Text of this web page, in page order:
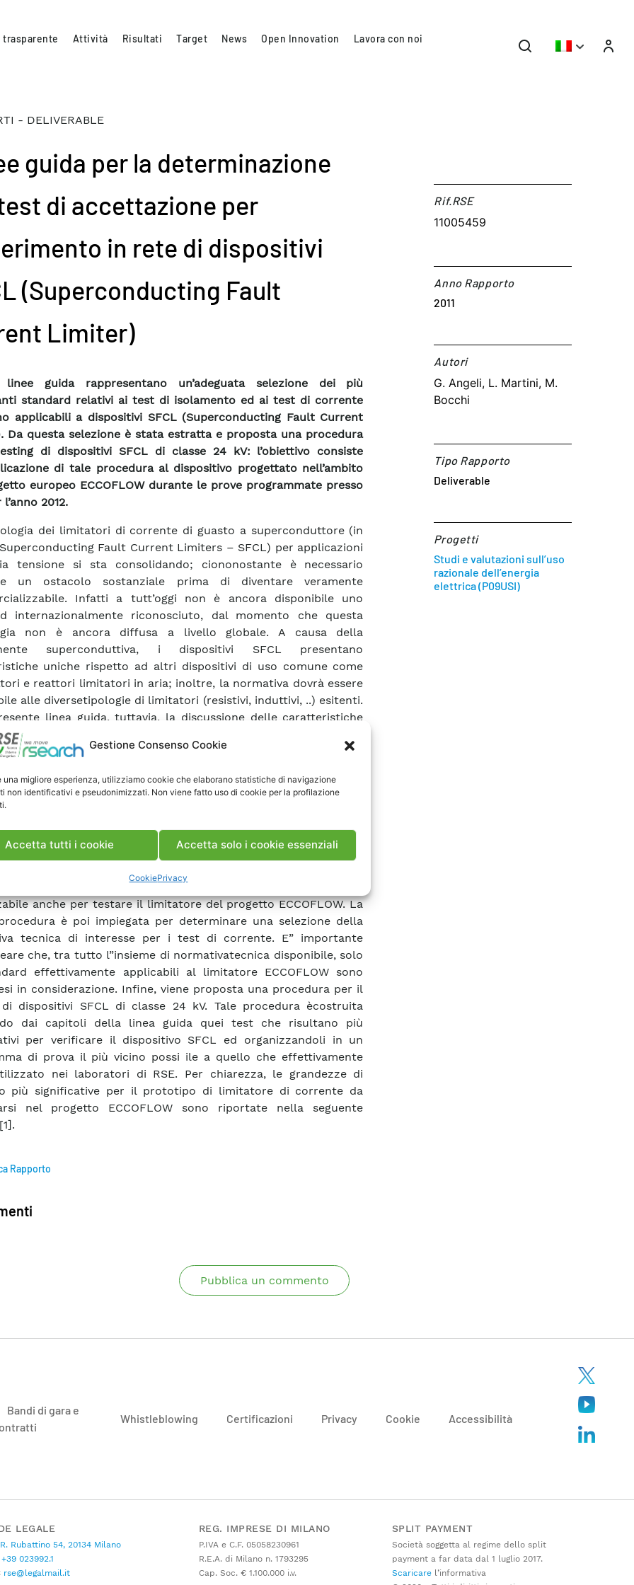
Gestione Consenso Cookie
una migliore esperienza, utilizziamo cookie che elaborano statistiche di navigazione
non identificativi e pseudonimizzati. Non viene fatto uso di cookie per la profilazione
Accetta tutti i cookie Accetta solo i cookie essenziali
CookiePrivacy
trasparente Attività Risultati Target News Open Innovation Lavora con noi
- DELIVERABLE
guida per la determinazione
di accettazione per
in rete di dispositivi
(Superconducting Fault
Limiter)
linee guida rappresentano un’adeguata selezione dei più
standard relativi ai test di isolamento ed ai test di corrente
applicabili a dispositivi SFCL (Superconducting Fault Current
Da questa selezione è stata estratta e proposta una procedura
di dispositivi SFCL di classe 24 kV: l’obiettivo consiste
di tale procedura al dispositivo progettato nell’ambito
europeo ECCOFLOW durante le prove programmate presso
l’anno 2012.
dei limitatori di corrente di guasto a superconduttore (in
Fault Current Limiters – SFCL) per applicazioni
tensione si sta consolidando; ciononostante è necessario
un ostacolo sostanziale prima di diventare veramente
Infatti a tutt’oggi non è ancora disponibile uno
internazionalmente riconosciuto, dal momento che questa
non è ancora diffusa a livello globale. A causa della
superconduttiva, i dispositivi SFCL presentano
uniche rispetto ad altri dispositivi di uso comune come
e reattori limitatori in aria; inoltre, la normativa dovrà essere
alle diversetipologie di limitatori (resistivi, induttivi, ..) esitenti.
linea guida, tuttavia, la discussione delle caratteristiche
legate al superconduttività non è particolarmente importante,
che il limitatore viene consideratosolamente ai suoi
rispetto ai normali interruttori, i quali tipicamente agiscono al
della corrente per lo zero, ciononostanteessi saranno
protezione già esistenti. In questa Linea Guida viene riportata
selezione dei più importanti standard relativi ai test
ai dispositivi di media tensione appartenenti alla classe 24 kV
anche per testare il limitatore del progetto ECCOFLOW. La
è poi impiegata per determinare una selezione della
tecnica di interesse per i test di corrente. E” importante
che, tra tutto l”insieme di normativatecnica disponibile, solo
effettivamente applicabili al limitatore ECCOFLOW sono
in considerazione. Infine, viene proposta una procedura per il
dispositivi SFCL di classe 24 kV. Tale procedura ècostruita
dai capitoli della linea guida quei test che risultano più
per verificare il dispositivo SFCL ed organizzandoli in un
di prova il più vicino possi ile a quello che effettivamente
nei laboratori di RSE. Per chiarezza, le grandezze di
più significative per il prototipo di limitatore di corrente da
nel progetto ECCOFLOW sono riportate nella seguente
Rapporto
Rif.RSE​
11005459
Anno Rapporto
2011
Autori​
G. Angeli, L. Martini, M.
Bocchi
Tipo Rapporto
Deliverable
Progetti
Studi e valutazioni sull’uso
razionale dell’energia
elettrica (P09USI)
Pubblica un commento
Bandi di gara e
Whistleblowing Certificazioni Privacy Cookie Accessibilità
LEGALE
Rubattino 54, 20134 Milano
+39 023992.1
rse@legalmail.it
REG. IMPRESE DI MILANO
P.IVA e C.F. 05058230961
R.E.A. di Milano n. 1793295
Cap. Soc. € 1.100.000 i.v.
SPLIT PAYMENT
Società soggetta al regime dello split
payment a far data dal 1 luglio 2017.
Scaricarel’informativa